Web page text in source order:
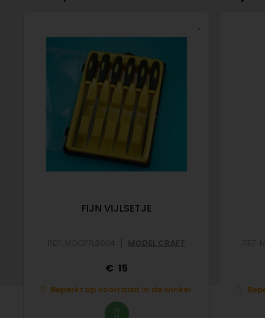
FIJN VIJLSETJE
REF: MOCPFL6004 | MODEL CRAFT
15
Beperkt op voorraad in de winkel.